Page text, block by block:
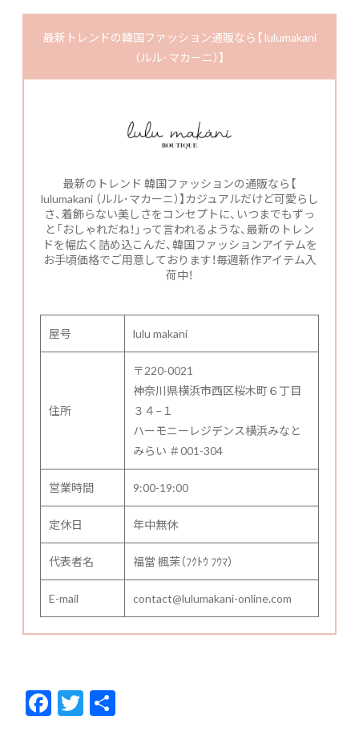
最新トレンドの韓国ファッション通販なら【 lulumakani
（ルル･マカーニ）】
最新のトレンド 韓国ファッションの通販なら【
lulumakani （ルル･マカーニ）】カジュアルだけど可愛らし
さ、着飾らない美しさをコンセプトに、いつまでもずっ
と「おしゃれだね！」って言われるような、最新のトレン
ドを幅広く詰め込こんだ、韓国ファッションアイテムを
お手頃価格でご用意しております！毎週新作アイテム入
荷中！
屋号 lulu makani
住所
〒220-0021
神奈川県横浜市西区桜木町６丁目
３４−１
ハーモニーレジデンス横浜みなと
みらい ＃001-304
営業時間 9:00-19:00
定休日 年中無休
代表者名 福當 楓茉（ﾌｸﾄｳ ﾌｳﾏ）
E-mail contact@lulumakani-online.com
F
ac
T
w